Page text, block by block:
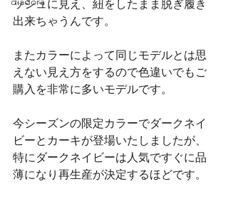
ッシュに見え、紐をしたまま脱ぎ履き
出来ちゃうんです。
またカラーによって同じモデルとは思
えない見え方をするので色違いでもご
購入を非常に多いモデルです。
今シーズンの限定カラーでダークネイ
ビーとカーキが登場いたしましたが、
特にダークネイビーは人気ですぐに品
薄になり再生産が決定するほどです。